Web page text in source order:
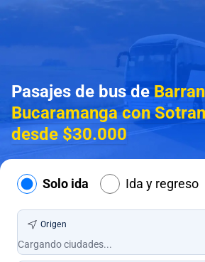
Pasajes de bus de
Bucaramanga con
desde $30.000
Solo ida Ida y regreso
Origen